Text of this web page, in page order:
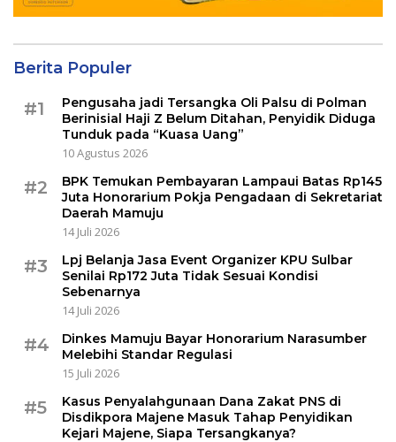
Berita Populer
#1
Pengusaha jadi Tersangka Oli Palsu di Polman
Berinisial Haji Z Belum Ditahan, Penyidik Diduga
Tunduk pada “Kuasa Uang”
10 Agustus 2026
#2
BPK Temukan Pembayaran Lampaui Batas Rp145
Juta Honorarium Pokja Pengadaan di Sekretariat
Daerah Mamuju
14 Juli 2026
#3
Lpj Belanja Jasa Event Organizer KPU Sulbar
Senilai Rp172 Juta Tidak Sesuai Kondisi
Sebenarnya
14 Juli 2026
#4
Dinkes Mamuju Bayar Honorarium Narasumber
Melebihi Standar Regulasi
15 Juli 2026
#5
Kasus Penyalahgunaan Dana Zakat PNS di
Disdikpora Majene Masuk Tahap Penyidikan
Kejari Majene, Siapa Tersangkanya?